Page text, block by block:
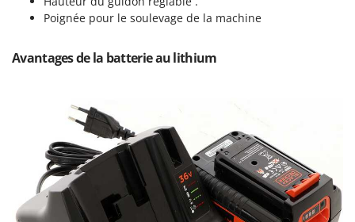
Yard Force
Z
Zanon
Zodiac
Zomax
Poignée pour le soulevage de la machine
Avantages de la batterie au lithium